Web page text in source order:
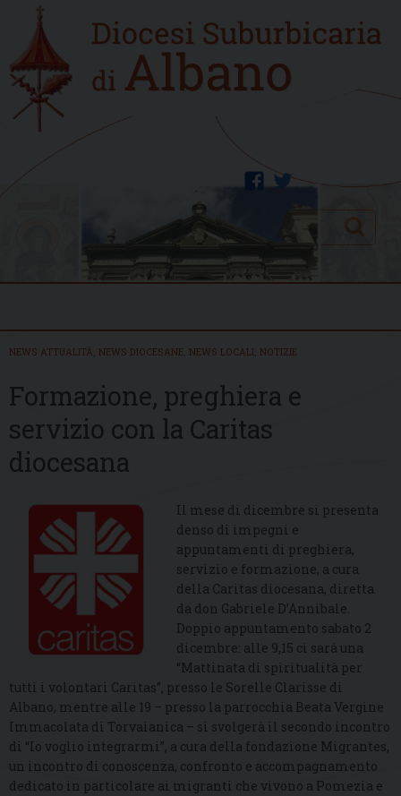
content
Home
new
twitter
facebook
Search
NEWS ATTUALITÀ NEWS DIOCESANE NEWS LOCALI NOTIZIE
Formazione, preghiera e
servizio con la Caritas
diocesana
Il mese di dicembre si presenta
denso di impegni e
appuntamenti di preghiera,
servizio e formazione, a cura
della Caritas diocesana, diretta
da don Gabriele D’Annibale.
Doppio appuntamento sabato 2
dicembre: alle 9,15 ci sarà una
“Mattinata di spiritualità per
tutti i volontari Caritas”, presso le Sorelle Clarisse di
Albano, mentre alle 19 – presso la parrocchia Beata Vergine
Immacolata di Torvaianica – si svolgerà il secondo incontro
di “Io voglio integrarmi”, a cura della fondazione Migrantes,
un incontro di conoscenza, confronto e accompagnamento
dedicato in particolare ai migranti che vivono a Pomezia e